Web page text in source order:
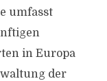
umfasst
in Europa
der